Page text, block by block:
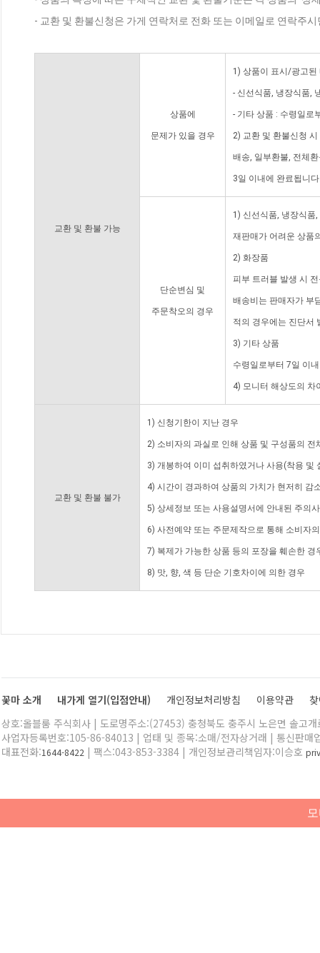
- 교환 및 환불신청은 가게 연락처로 전화 또는 이메일로 연락주
교환 및 환불 가능
상품에
문제가 있을 경우
1) 상품이 표시/광고된
- 신선식품, 냉장식품,
- 기타 상품 : 수령일로
2) 교환 및 환불신청
배송, 일부환불, 전체
3일 이내에 완료됩니
단순변심 및
주문착오의 경우
1) 신선식품, 냉장식품
재판매가 어려운 상품
2) 화장품
피부 트러블 발생 시
배송비는 판매자가 부
적의 경우에는 진단서
3) 기타 상품
수령일로부터 7일 이
4) 모니터 해상도의 차
교환 및 환불 불가
1) 신청기한이 지난 경우
2) 소비자의 과실로 인해 상품 및 구성품의
3) 개봉하여 이미 섭취하였거나 사용(착용 및
4) 시간이 경과하여 상품의 가치가 현저히 감
5) 상세정보 또는 사용설명서에 안내된 주의
6) 사전예약 또는 주문제작으로 통해 소비자
7) 복제가 가능한 상품 등의 포장을 훼손한 경
8) 맛, 향, 색 등 단순 기호차이에 의한 경우
꽃마 소개 내가게 열기(입점안내) 개인정보처리방침 이용약관
상호:올블룸 주식회사 | 도로명주소:(27453) 충청북도 충주시 노은면 솔고
사업자등록번호:105-86-84013 | 업태 및 종목:소매/전자상거래 | 통신판매
대표전화:1644-8422 | 팩스:043-853-3384 | 개인정보관리책임자:이승호